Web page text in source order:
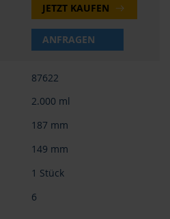
JETZT KAUFEN
ANFRAGEN
87622
2.000 ml
187 mm
149 mm
1 Stück
6